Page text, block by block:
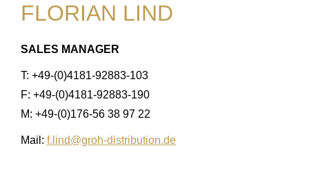
FLORIAN LIND
SALES MANAGER
T: +49-(0)4181-92883-103
F: +49-(0)4181-92883-190
M: +49-(0)176-56 38 97 22
Mail: f.lind@groh-distribution.de